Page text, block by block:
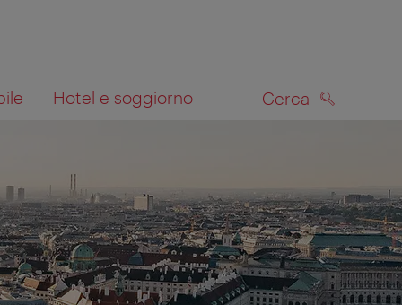
Hotel e soggiorno Cerca